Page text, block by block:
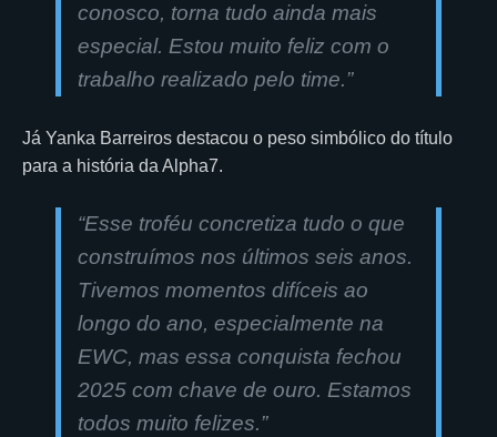
conosco, torna tudo ainda mais
especial. Estou muito feliz com o
trabalho realizado pelo time.”
Já Yanka Barreiros destacou o peso simbólico do título
para a história da Alpha7.
“Esse troféu concretiza tudo o que
construímos nos últimos seis anos.
Tivemos momentos difíceis ao
longo do ano, especialmente na
EWC, mas essa conquista fechou
2025 com chave de ouro. Estamos
todos muito felizes.”